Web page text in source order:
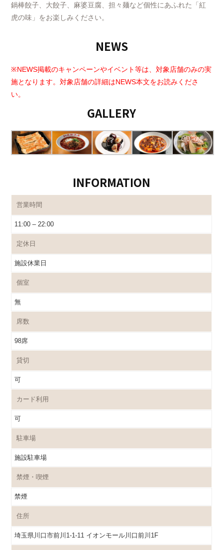
鍋棒餃子、大餃子、麻婆豆腐、担々麺など個性にあふれた「紅
虎の味」をお楽しみください。
NEWS
※NEWS掲載のキャンペーンやイベント等は、対象店舗のみの実
施となります。対象店舗の詳細はNEWS本文をお読みくださ
い。
GALLERY
INFORMATION
営業時間
11:00 – 22:00
定休日
施設休業日
個室
無
席数
98席
貸切
可
カード利用
可
駐車場
施設駐車場
禁煙・喫煙
禁煙
住所
埼玉県川口市前川1-1-11 イオンモール川口前川1F